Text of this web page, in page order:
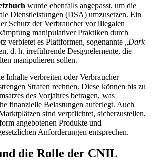
wurde ebenfalls angepasst, um die
Dienstleistungen (DSA) umzusetzen. Ein
Schutz der Verbraucher vor illegalen
manipulativer Praktiken durch
verbietet es Plattformen, sogenannte „Dark
d. h. irreführende Designelemente, die
manipulieren sollen.
Inhalte verbreiten oder Verbraucher
Strafen rechnen. Diese können bis zu
des Vorjahres betragen, was
finanzielle Belastungen auferlegt. Auch
sind verpflichtet, sicherzustellen,
angebotenen Produkte und
Anforderungen entsprechen.
die Rolle der CNIL